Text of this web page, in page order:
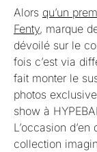
Alors qu’un
Fenty, marque
dévoilé sur le
fois c’est via
fait monter le
photos
show à
L’occasion
collection